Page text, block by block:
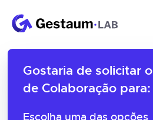
Gostaria de solicitar o
de Colaboração para:
Escolha uma das opções